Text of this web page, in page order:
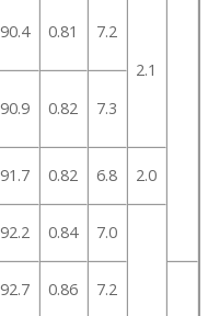
90.4 0.81
7.2
2.1
90.9 0.82 7.3
91.7 0.82 6.8 2.0
92.2 0.84 7.0
92.7 0.86 7.2